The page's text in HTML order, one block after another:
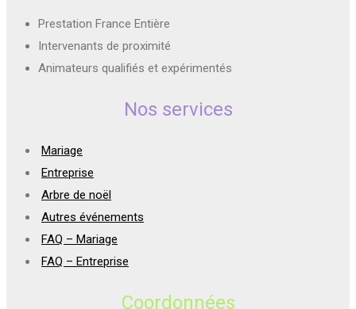
Prestation France Entière
Intervenants de proximité
Animateurs qualifiés et expérimentés
Nos services
Mariage
Entreprise
Arbre de noël
Autres événements
FAQ – Mariage
FAQ – Entreprise
Coordonnées